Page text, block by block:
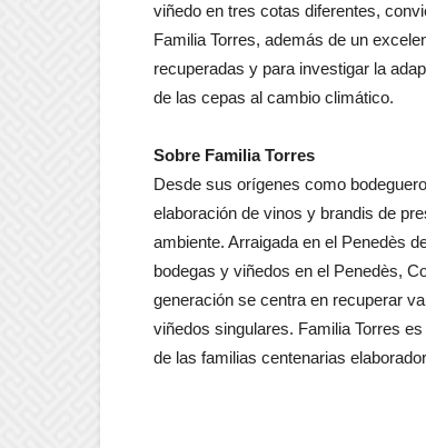
viñedo en tres cotas diferentes,
Familia Torres, además de un
recuperadas y para investigar la
de las cepas al cambio climático.
Sobre Familia Torres
Desde sus orígenes como
elaboración de vinos y brandis de
ambiente. Arraigada en el Penedès
bodegas y viñedos en el Penedès,
generación se centra en recuperar
viñedos singulares. Familia Torres
de las familias centenarias